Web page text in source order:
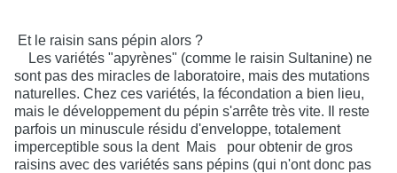
Et le raisin sans pépin alors ?
Les variétés "apyrènes" (comme le raisin Sultanine) ne
sont pas des miracles de laboratoire, mais des mutations
naturelles. Chez ces variétés, la fécondation a bien lieu,
mais le développement du pépin s'arrête très vite. Il reste
parfois un minuscule résidu d'enveloppe, totalement
imperceptible sous la dent Mais
pour obtenir de gros
raisins avec des variétés sans pépins (qui n'ont donc pas